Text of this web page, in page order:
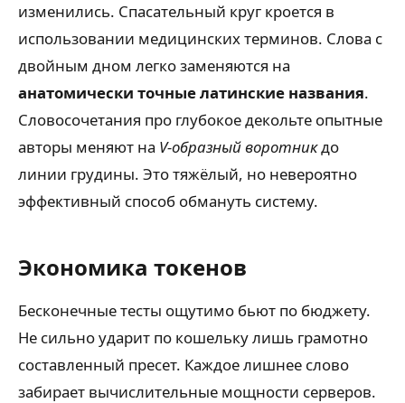
изменились. Спасательный круг кроется в
использовании медицинских терминов. Слова с
двойным дном легко заменяются на
анатомически точные латинские названия.
Словосочетания про глубокое декольте опытные
авторы меняют на V-образный воротникдо
линии грудины. Это тяжёлый, но невероятно
эффективный способ обмануть систему.
Экономика токенов
Бесконечные тесты ощутимо бьют по бюджету.
Не сильно ударит по кошельку лишь грамотно
составленный пресет. Каждое лишнее слово
забирает вычислительные мощности серверов.